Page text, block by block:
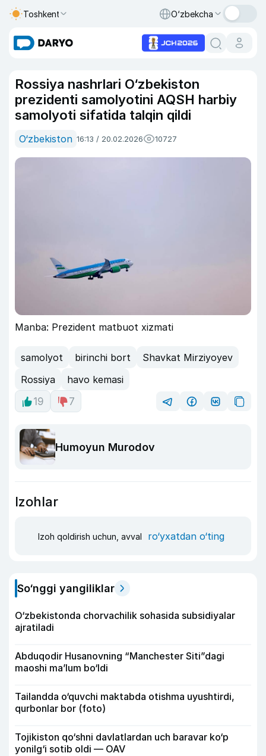
Toshkent O‘zbekcha
Rossiya nashrlari O‘zbekiston
prezidenti samolyotini AQSH harbiy
samolyoti sifatida talqin qildi
O‘zbekiston 16:13 / 20.02.2026 10727
Manba: Prezident matbuot xizmati
samolyot birinchi bort
Shavkat Mirziyoyev
Rossiya
havo kemasi
19
7
Humoyun Murodov
Izohlar
Izoh qoldirish uchun, avval ro‘yxatdan o‘ting
So‘nggi yangiliklar
O‘zbekistonda chorvachilik sohasida subsidiyalar
ajratiladi
Abduqodir Husanovning “Manchester Siti”dagi
maoshi ma’lum bo‘ldi
Tailandda o‘quvchi maktabda otishma uyushtirdi,
qurbonlar bor (foto)
Tojikiston qo‘shni davlatlardan uch baravar ko‘p
yonilg‘i sotib oldi — OAV